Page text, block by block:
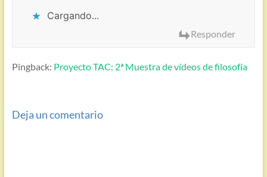
Cargando...
Responder
Pingback: Proyecto TAC: 2ª Muestra de vídeos de filosofía
Deja un comentario